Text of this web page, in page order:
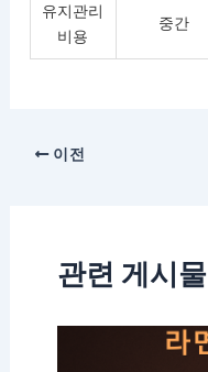
유지관리
비용
중간
이전
관련 게시물